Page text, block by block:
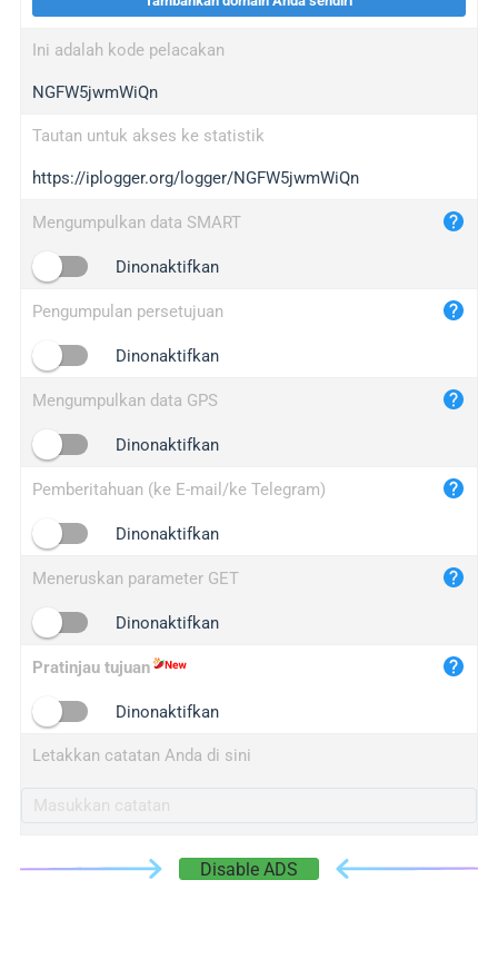
wl.gl
ed.tc
bc.ax
iplogger.com
maper.info
2no.co
yip.su
iplogger.info
Ini adalah kode pelacakan
NGFW5jwmWiQn
Tautan untuk akses ke statistik
https://iplogger.org/logger/NGFW5jwmWiQn
Mengumpulkan data SMART
Dinonaktifkan
Pengumpulan persetujuan
Dinonaktifkan
Mengumpulkan data GPS
Dinonaktifkan
Pemberitahuan (ke E-mail/ke Telegram)
Dinonaktifkan
Meneruskan parameter GET
Dinonaktifkan
Pratinjau tujuan
Dinonaktifkan
Letakkan catatan Anda di sini
Disable ADS